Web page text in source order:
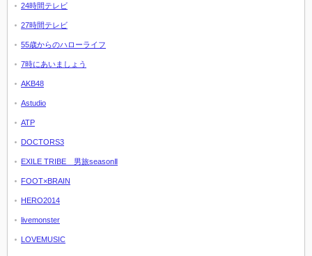
24時間テレビ
27時間テレビ
55歳からのハローライフ
7時にあいましょう
AKB48
Astudio
ATP
DOCTORS3
EXILE TRIBE 男旅seasonⅡ
FOOT×BRAIN
HERO2014
livemonster
LOVEMUSIC